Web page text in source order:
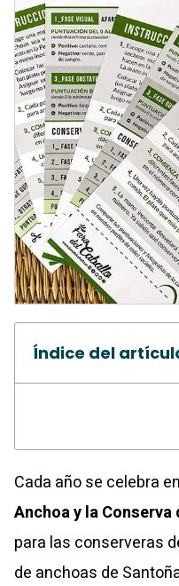
Índice del
Cada año se celebra
Anchoa y la Conserva
para las conserveras
de anchoas de